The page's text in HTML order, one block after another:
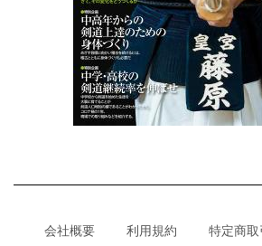
会社概要 利用規約
特定商